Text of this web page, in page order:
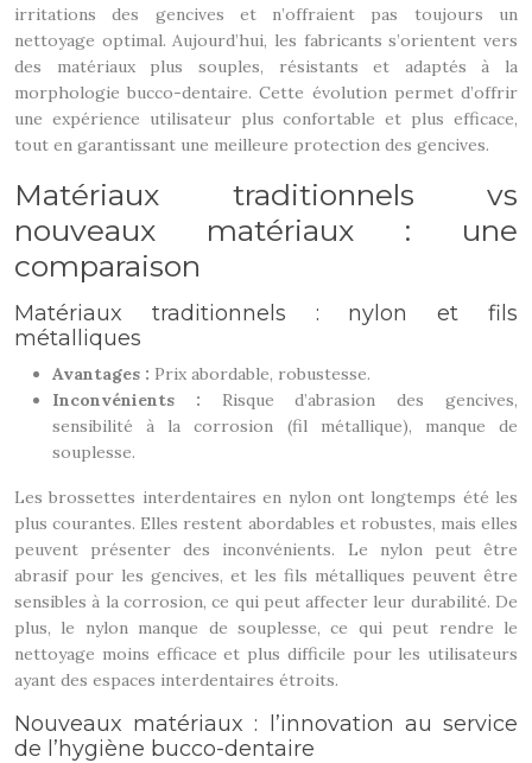
irritations des gencives et n’offraient pas toujours un
nettoyage optimal. Aujourd’hui, les fabricants s’orientent vers
des matériaux plus souples, résistants et adaptés à la
morphologie bucco-dentaire. Cette évolution permet d’offrir
une expérience utilisateur plus confortable et plus efficace,
tout en garantissant une meilleure protection des gencives.
Matériaux traditionnels vs
nouveaux matériaux : une
comparaison
Matériaux traditionnels : nylon et fils
métalliques
Avantages : Prix abordable, robustesse.
Inconvénients : Risque d’abrasion des gencives,
sensibilité à la corrosion (fil métallique), manque de
souplesse.
Les brossettes interdentaires en nylon ont longtemps été les
plus courantes. Elles restent abordables et robustes, mais elles
peuvent présenter des inconvénients. Le nylon peut être
abrasif pour les gencives, et les fils métalliques peuvent être
sensibles à la corrosion, ce qui peut affecter leur durabilité. De
plus, le nylon manque de souplesse, ce qui peut rendre le
nettoyage moins efficace et plus difficile pour les utilisateurs
ayant des espaces interdentaires étroits.
Nouveaux matériaux : l’innovation au service
de l’hygiène bucco-dentaire